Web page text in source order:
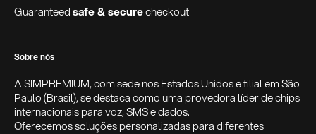
Guaranteedsafe & securecheckout
Sobre nós
A SIMPREMIUM, com sede nos Estados Unidos e filial em São
Paulo (Brasil), se destaca como uma provedora líder de chips
internacionais para voz, SMS e dados.
Oferecemos soluções personalizadas para diferentes